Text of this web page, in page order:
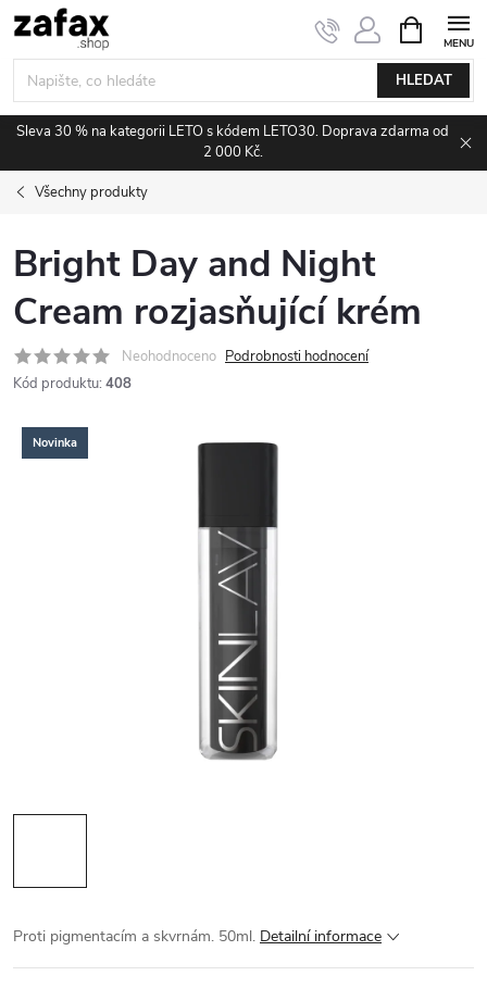
Přejít na obsah
HLEDAT
Sleva 30 % na kategorii LETO s kódem LETO30. Doprava zdarma od
2 000 Kč.
Všechny produkty
Bright Day and Night
Cream rozjasňující krém
Neohodnoceno Podrobnosti hodnocení
Kód produktu: 408
Novinka
Proti pigmentacím a skvrnám. 50ml. Detailní informace